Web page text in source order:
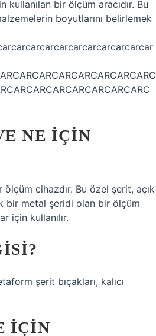
bir ölçüm aracıdır. Bu
boyutlarını belirlemek
NE IÇIN
cihazdır. Bu özel şerit, açık
bir metal şeridi olan bir ölçüm
için kullanılır.
şerit bıçakları, kalıcı
IÇIN